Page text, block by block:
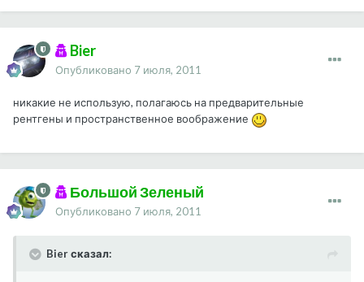
Bier
Опубликовано 7 июля, 2011
никакие не использую, полагаюсь на предварительные
рентгены и пространственное воображение
Большой Зеленый
Опубликовано 7 июля, 2011
Bier сказал: